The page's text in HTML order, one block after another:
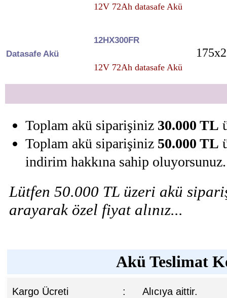
12V 72Ah datasafe Akü
Datasafe Akü
12HX300FR
12V 72Ah datasafe Akü
Toplam akü siparişiniz 30.000 TL
Toplam akü siparişiniz 50.000 TL
indirim hakkına sahip oluyorsunuz.
Lütfen 50.000 TL üzeri akü
arayarak özel fiyat alınız...
Akü Teslimat
Kargo Ücreti : Alıcıya aittir.